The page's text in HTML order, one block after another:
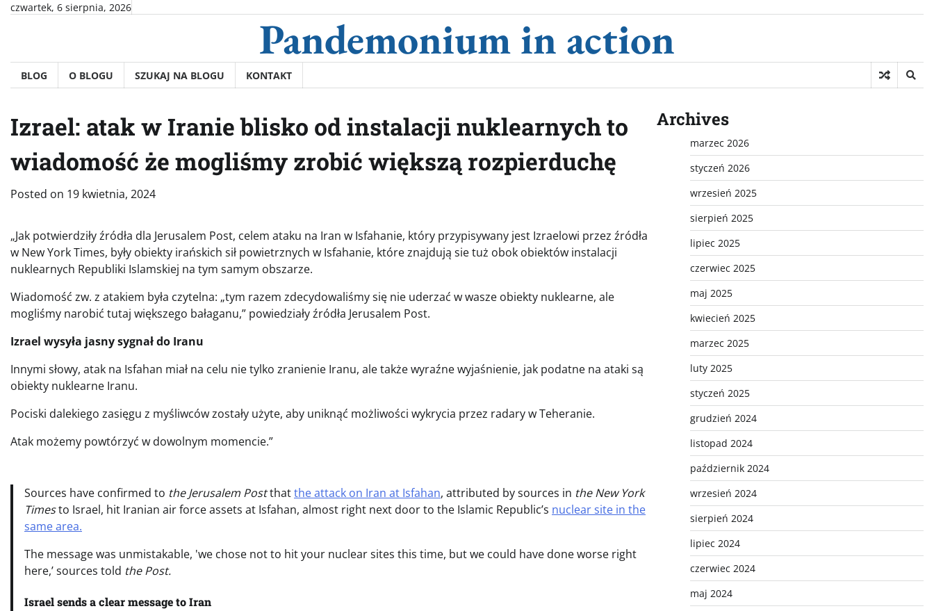
Skipczwartek, 6 sierpnia, 2026
Pandemonium in action
BLOG O BLOGU SZUKAJ NA BLOGU KONTAKT
Izrael: atak w Iranie blisko od instalacji nuklearnych to
wiadomość że mogliśmy zrobić większą rozpierduchę
Posted on 19 kwietnia, 2024
„Jak potwierdziły źródła dla Jerusalem Post, celem ataku na Iran w Isfahanie, który przypisywany jest Izraelowi przez źródła
w New York Times, były obiekty irańskich sił powietrznych w Isfahanie, które znajdują sie tuż obok obiektów instalacji
nuklearnych Republiki Islamskiej na tym samym obszarze.
Wiadomość zw. z atakiem była czytelna: „tym razem zdecydowaliśmy się nie uderzać w wasze obiekty nuklearne, ale
mogliśmy narobić tutaj większego bałaganu,” powiedziały źródła Jerusalem Post.
Izrael wysyła jasny sygnał do Iranu
Innymi słowy, atak na Isfahan miał na celu nie tylko zranienie Iranu, ale także wyraźne wyjaśnienie, jak podatne na ataki są
obiekty nuklearne Iranu.
Pociski dalekiego zasięgu z myśliwców zostały użyte, aby uniknąć możliwości wykrycia przez radary w Teheranie.
Atak możemy powtórzyć w dowolnym momencie.”
Sources have confirmed to the Jerusalem Postthatthe attack on Iran at Isfahan, attributed by sources in the New York
Timesto Israel, hit Iranian air force assets at Isfahan, almost right next door to the Islamic Republic’s nuclear site in the
same area.
The message was unmistakable, 'we chose not to hit your nuclear sites this time, but we could have done worse right
here,’ sources told the Post.
Israel sends a clear message to Iran
Archives
marzec 2026
styczeń 2026
wrzesień 2025
sierpień 2025
lipiec 2025
czerwiec 2025
maj 2025
kwiecień 2025
marzec 2025
luty 2025
styczeń 2025
grudzień 2024
listopad 2024
październik 2024
wrzesień 2024
sierpień 2024
lipiec 2024
czerwiec 2024
maj 2024